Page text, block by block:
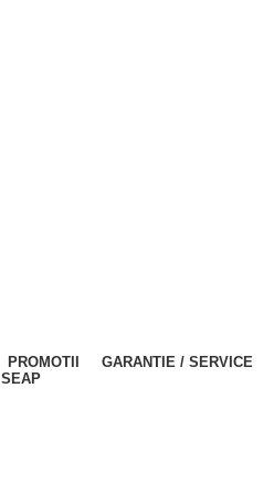
PROMOTII
GARANTIE / SERVICE
SEAP